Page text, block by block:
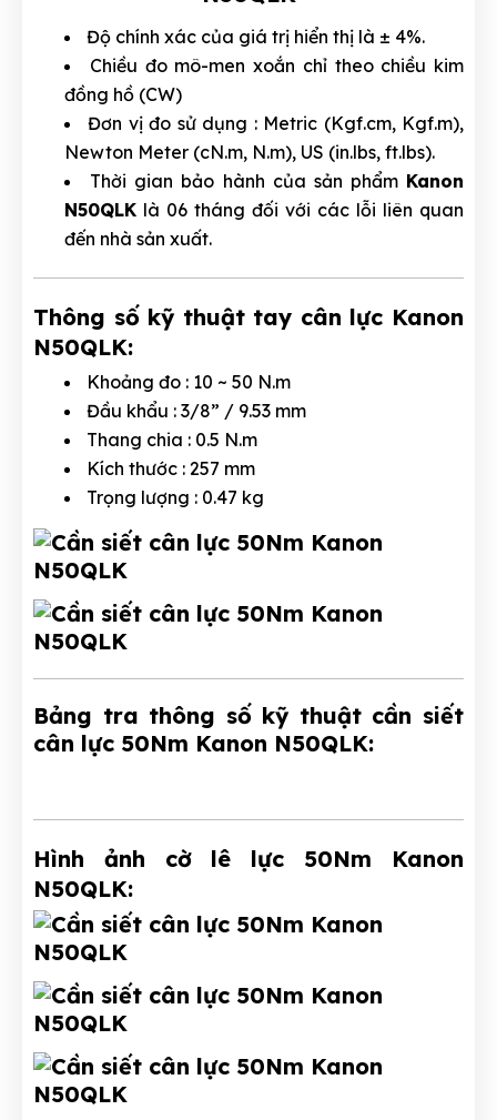
Độ chính xác của giá trị hiển thị là ± 4%.
Chiều đo mô-men xoắn chỉ theo chiều kim
đồng hồ (CW)
Đơn vị đo sử dụng : Metric (Kgf.cm, Kgf.m),
Newton Meter (cN.m, N.m), US (in.lbs, ft.lbs).
Thời gian bảo hành của sản phẩm Kanon
N50QLK là 06 tháng đối với các lỗi liên quan
đến nhà sản xuất.
Thông số kỹ thuật tay cân lực Kanon
N50QLK:
Khoảng đo : 10 ~ 50 N.m
Đầu khẩu : 3/8” / 9.53 mm
Thang chia : 0.5 N.m
Kích thước : 257 mm
Trọng lượng : 0.47 kg
Bảng tra thông số kỹ thuật cần siết
cân lực 50Nm Kanon N50QLK:
Hình ảnh cờ lê lực 50Nm Kanon
N50QLK: